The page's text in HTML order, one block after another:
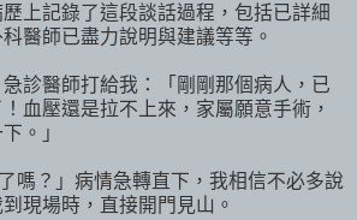
上記錄了這段談話過程，包括已詳細
醫師已盡力說明與建議等等。
診醫師打給我：「剛剛那個病人，已
血壓還是拉不上來，家屬願意手術，
。」
嗎？」病情急轉直下，我相信不必多說
現場時，直接開門見山。